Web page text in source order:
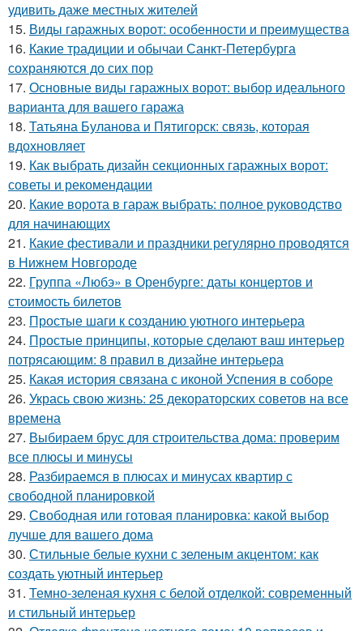
удивить даже местных жителей
15. Виды гаражных ворот: особенности и преимущества
16. Какие традиции и обычаи Санкт-Петербурга
сохраняются до сих пор
17. Основные виды гаражных ворот: выбор идеального
варианта для вашего гаража
18. Татьяна Буланова и Пятигорск: связь, которая
вдохновляет
19. Как выбрать дизайн секционных гаражных ворот:
советы и рекомендации
20. Какие ворота в гараж выбрать: полное руководство
для начинающих
21. Какие фестивали и праздники регулярно проводятся
в Нижнем Новгороде
22. Группа «Любэ» в Оренбурге: даты концертов и
стоимость билетов
23. Простые шаги к созданию уютного интерьера
24. Простые принципы, которые сделают ваш интерьер
потрясающим: 8 правил в дизайне интерьера
25. Какая история связана с иконой Успения в соборе
26. Укрась свою жизнь: 25 декораторских советов на все
времена
27. Выбираем брус для строительства дома: проверим
все плюсы и минусы
28. Разбираемся в плюсах и минусах квартир с
свободной планировкой
29. Свободная или готовая планировка: какой выбор
лучше для вашего дома
30. Стильные белые кухни с зеленым акцентом: как
создать уютный интерьер
31. Темно-зеленая кухня с белой отделкой: современный
и стильный интерьер